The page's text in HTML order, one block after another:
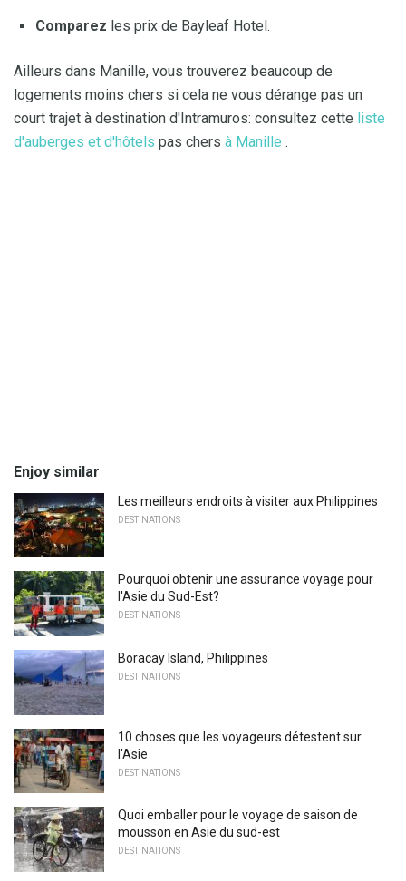
Comparez les prix de Bayleaf Hotel.
Ailleurs dans Manille, vous trouverez beaucoup de
logements moins chers si cela ne vous dérange pas un
court trajet à destination d'Intramuros: consultez cette liste
d'auberges et d'hôtels pas chers à Manille .
Enjoy similar
Les meilleurs endroits à visiter aux Philippines
DESTINATIONS
Pourquoi obtenir une assurance voyage pour
l'Asie du Sud-Est?
DESTINATIONS
Boracay Island, Philippines
DESTINATIONS
10 choses que les voyageurs détestent sur
l'Asie
DESTINATIONS
Quoi emballer pour le voyage de saison de
mousson en Asie du sud-est
DESTINATIONS